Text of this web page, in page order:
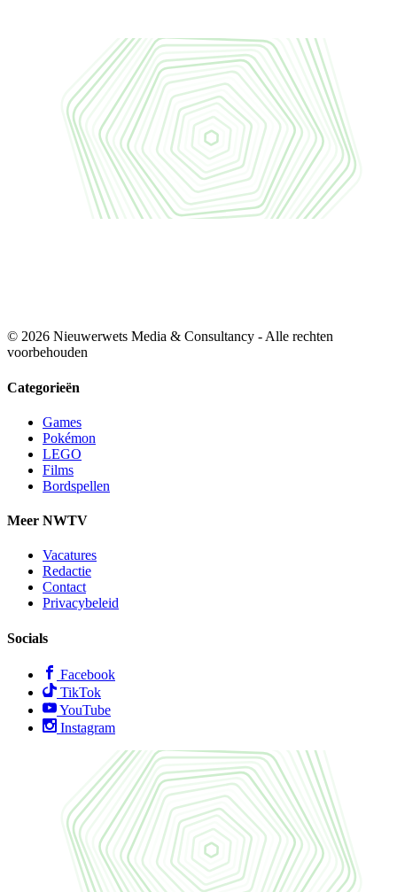
© 2026 Nieuwerwets Media & Consultancy - Alle rechten
voorbehouden
Categorieën
Games
Pokémon
LEGO
Films
Bordspellen
Meer NWTV
Vacatures
Redactie
Contact
Privacybeleid
Socials
Facebook
TikTok
YouTube
Instagram